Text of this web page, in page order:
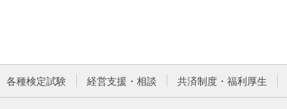
各種検定試験 経営支援・相談 共済制度・福利厚生